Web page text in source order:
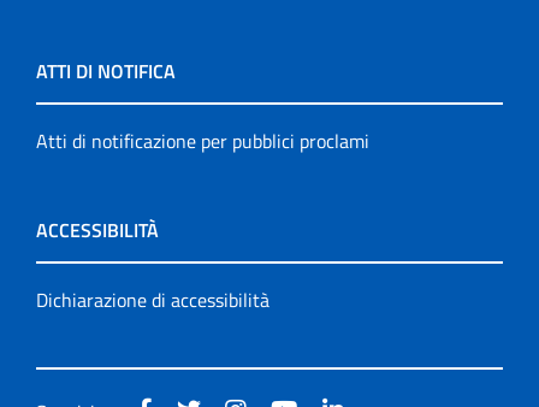
ATTI DI NOTIFICA
Atti di notificazione per pubblici proclami
ACCESSIBILITÀ
Dichiarazione di accessibilità